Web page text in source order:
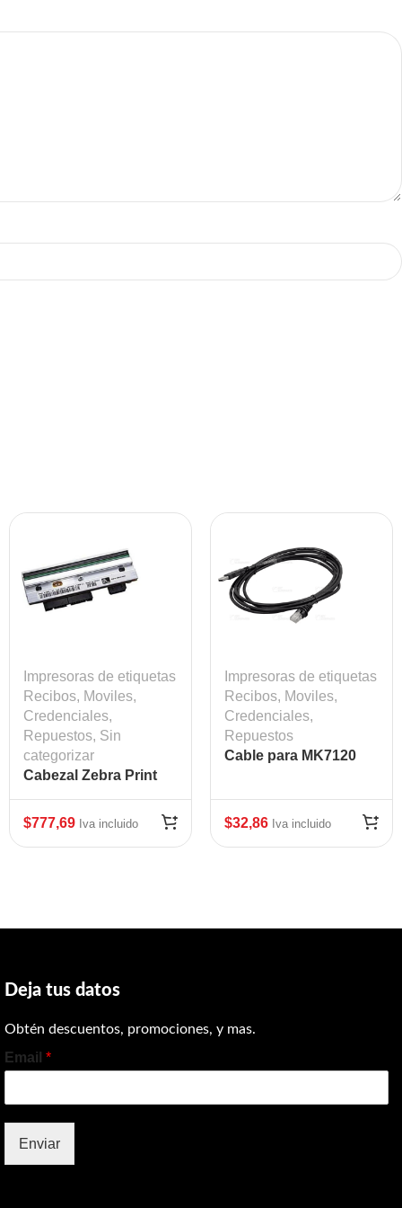
Impresoras de etiquetas
Recibos, Moviles,
Credenciales,
Repuestos, Sin
categorizar
Cabezal Zebra Print
$777,69 Iva incluido
Impresoras de etiquetas
Recibos, Moviles,
Credenciales,
Repuestos
Cable para MK7120
$32,86 Iva incluido
Deja tus datos
Obtén descuentos, promociones, y mas.
Email*
Enviar